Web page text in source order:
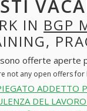
IN BGP
offerte aperte
not any open offers
ADDETTO
DEL